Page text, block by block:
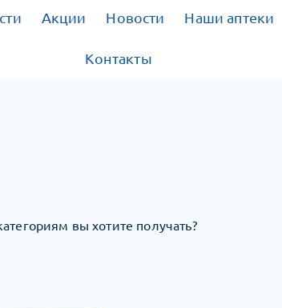
Акции Новости Наши аптеки
Контакты
вы хотите получать?